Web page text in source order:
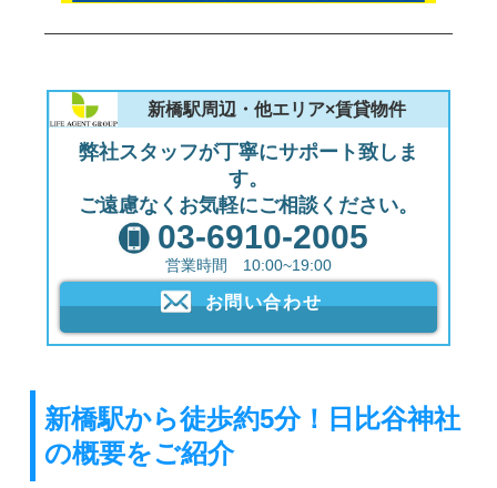
新橋駅周辺・他エリア×賃貸物件
弊社スタッフが丁寧にサポート致しま
す。
ご遠慮なくお気軽にご相談ください。
03-6910-2005
営業時間 10:00~19:00
お問い合わせ
新橋駅から徒歩約5分！日比谷神社
の概要をご紹介